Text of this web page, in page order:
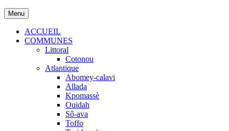
Menu
ACCUEIL
COMMUNES
Littoral
Cotonou
Atlantique
Abomey-calavi
Allada
Kpomassè
Ouidah
Sô-ava
Toffo